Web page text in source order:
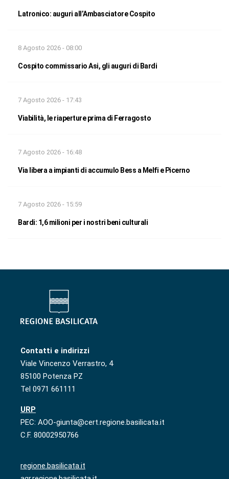
Latronico: auguri all’Ambasciatore Cospito
8 Agosto 2026 - 08:00
Cospito commissario Asi, gli auguri di Bardi
7 Agosto 2026 - 17:43
Viabilità, le riaperture prima di Ferragosto
7 Agosto 2026 - 16:48
Via libera a impianti di accumulo Bess a Melfi e Picerno
7 Agosto 2026 - 15:59
Bardi: 1,6 milioni per i nostri beni culturali
Contatti e indirizzi
Viale Vincenzo Verrastro, 4
85100 Potenza PZ
Tel 0971 661111
URP
PEC: AOO-giunta@cert.regione.basilicata.it
C.F. 80002950766
regione.basilicata.it